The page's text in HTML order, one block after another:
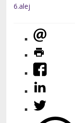
6.alej